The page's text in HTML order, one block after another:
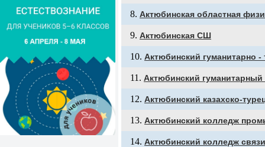
Актюбинская областная
Актюбинская СШ
Актюбинский гуманитарно
Актюбинский
Актюбинский казахско-
Актюбинский колледж
Актюбинский колледж